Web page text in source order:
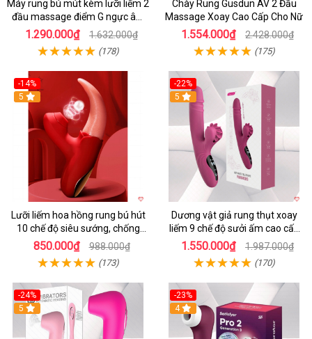
Máy rung bú mút kèm lưỡi liếm 2
đầu massage điểm G ngực âm
đạo
1.290.000₫ 1.632.000₫
(178)
Chày Rung Gusdun AV 2 Đầu
Massage Xoay Cao Cấp Cho Nữ
1.554.000₫ 2.428.000₫
(175)
-14%
5
Lưỡi liếm hoa hồng rung bú hút
10 chế độ siêu sướng, chống
nước
850.000₫ 988.000₫
(173)
-22%
5
Dương vật giả rung thụt xoay
liếm 9 chế độ sưởi ấm cao cấp
Yeain Hot Whell
1.550.000₫ 1.987.000₫
(170)
-24%
5
-23%
4